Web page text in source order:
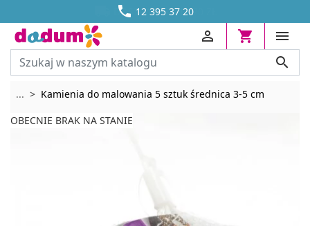
 12 395 37 20
DOSTAWA OD 13,70 ZŁ





... Rozwiń breadcrumbs
Kamienia do malowania 5 sztuk średnica 3-5 cm
OBECNIE BRAK NA STANIE